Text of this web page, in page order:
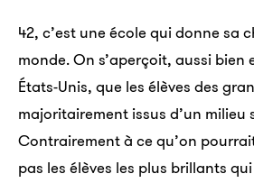
42, c’est une école qui donne sa
monde. On s’aperçoit, aussi bien
États-Unis, que les élèves des
majoritairement issus d’un milieu
Contrairement à ce qu’on
pas les élèves les plus brillants